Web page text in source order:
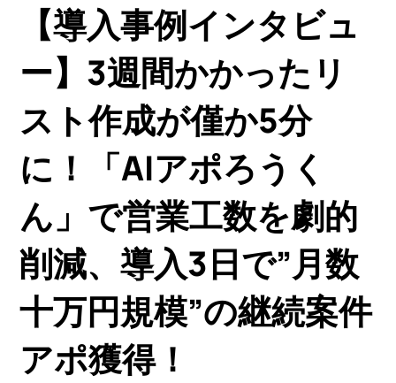
【導入事例インタビュ
ー】3週間かかったリ
スト作成が僅か5分
に！「AIアポろうく
ん」で営業工数を劇的
削減、導入3日で”月数
十万円規模”の継続案件
アポ獲得！